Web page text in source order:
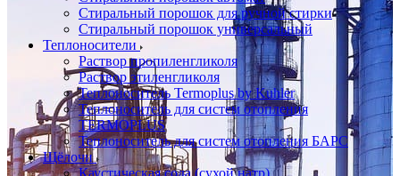
Стиральный порошок для ручной стирки
Стиральный порошок универсальный
Теплоносители
Раствор пропиленгликоля
Раствор этиленгликоля
Теплоноситель Termoplus by Kuhler
Теплоноситель для систем отопления
TERMOPLUS
Теплоноситель для систем отопления БАРС
Щёлочи
Каустическая сода (сухой натр)